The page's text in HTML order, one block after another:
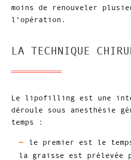
moins de renouveler
l’opération.
LA TECHNIQUE
Le lipofilling est une
déroule sous anesthésie
temps :
le premier est le
la graisse est prélevée